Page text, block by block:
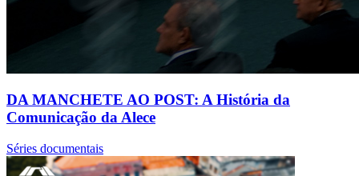
DA MANCHETE AO POST: A História da
Comunicação da Alece
Séries documentais